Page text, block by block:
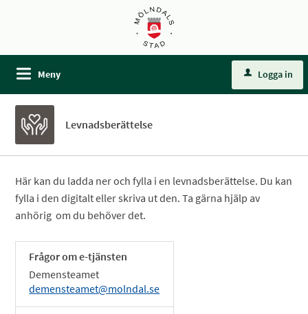
Meny Logga in
Levnadsberättelse
Här kan du ladda ner och fylla i en levnadsberättelse. Du kan
fylla i den digitalt eller skriva ut den. Ta gärna hjälp av
anhörig om du behöver det.
Frågor om e-tjänsten
Demensteamet
demensteamet@molndal.se